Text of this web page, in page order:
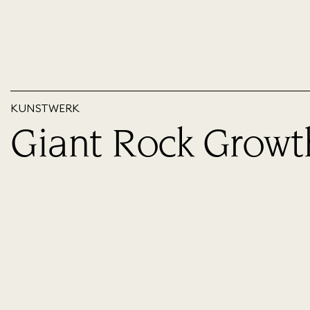
KUNSTWERK
Giant Rock